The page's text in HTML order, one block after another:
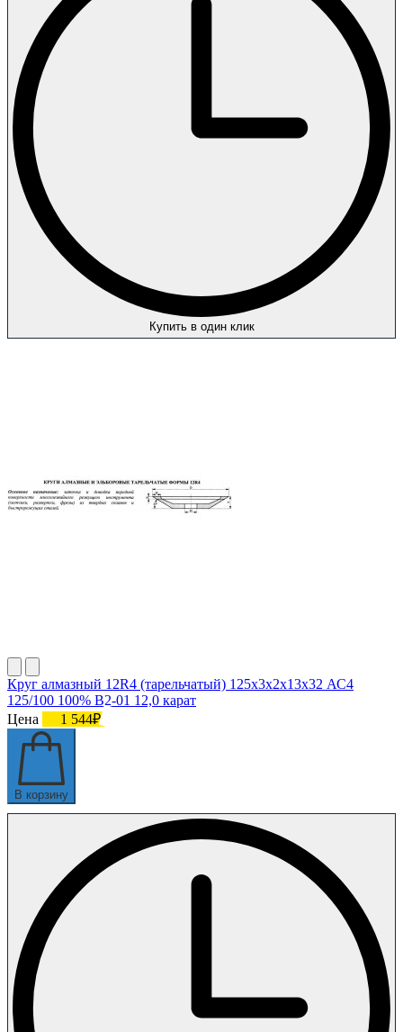
Купить в один клик
Круг алмазный 12R4 (тарельчатый) 125х3х2х13х32 АС4
125/100 100% В2-01 12,0 карат
Цена
1 544₽
В корзину